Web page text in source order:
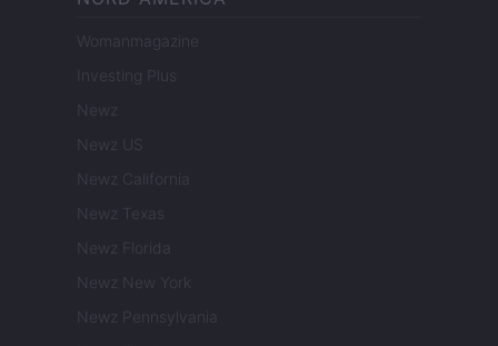
Womanmagazine
Investing Plus
Newz
Newz US
Newz California
Newz Texas
Newz Florida
Newz New York
Newz Pennsylvania